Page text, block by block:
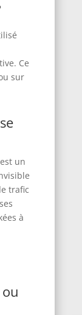
Ce
sur
un
trafic
à